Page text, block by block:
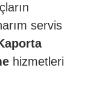
servis
hizmetleri